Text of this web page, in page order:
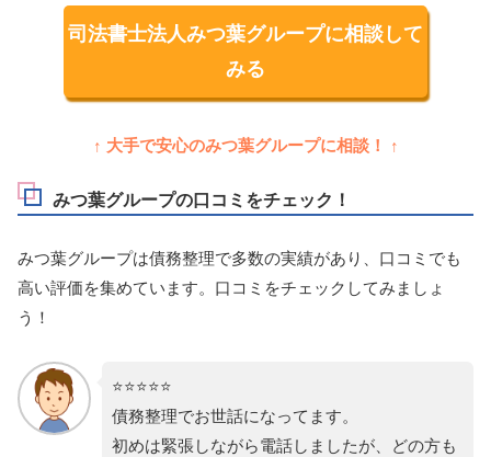
司法書士法人みつ葉グループに相談して
みる
↑ 大手で安心のみつ葉グループに相談！ ↑
みつ葉グループの口コミをチェック！
みつ葉グループは債務整理で多数の実績があり、口コミでも
高い評価を集めています。口コミをチェックしてみましょ
う！
⭐️⭐️⭐️⭐️⭐️
債務整理でお世話になってます。
初めは緊張しながら電話しましたが、どの方も